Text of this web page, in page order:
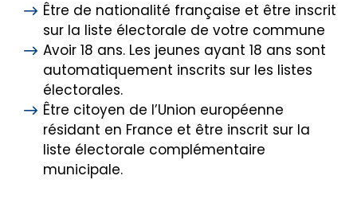
Être de nationalité française et être inscrit
sur la liste électorale de votre commune
Avoir 18 ans. Les jeunes ayant 18 ans sont
automatiquement inscrits sur les listes
électorales.
Être citoyen de l’Union européenne
résidant en France et être inscrit sur la
liste électorale complémentaire
municipale.